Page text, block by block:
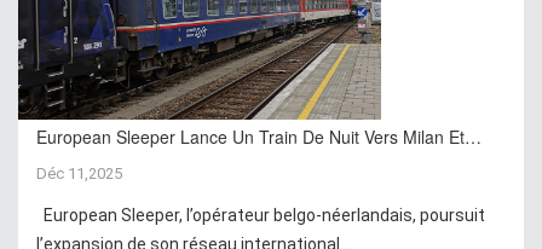
European Sleeper Lance Un Train De Nuit Vers Milan Et…
Déc 11,2025
European Sleeper, l’opérateur belgo-néerlandais, poursuit
l’expansion de son réseau international...